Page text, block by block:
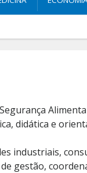
didática e
industriais,
gestão,